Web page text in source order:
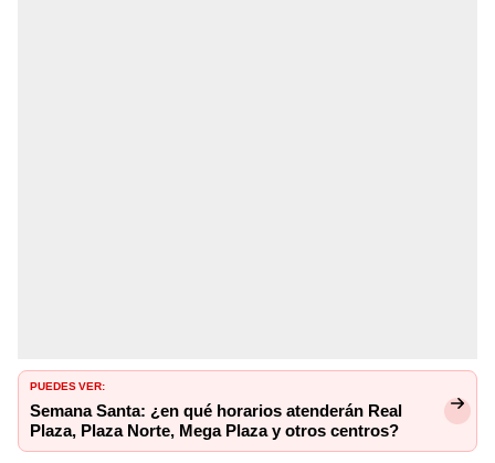
PUEDES VER:
Semana Santa: ¿en qué horarios atenderán Real
Plaza, Plaza Norte, Mega Plaza y otros centros?